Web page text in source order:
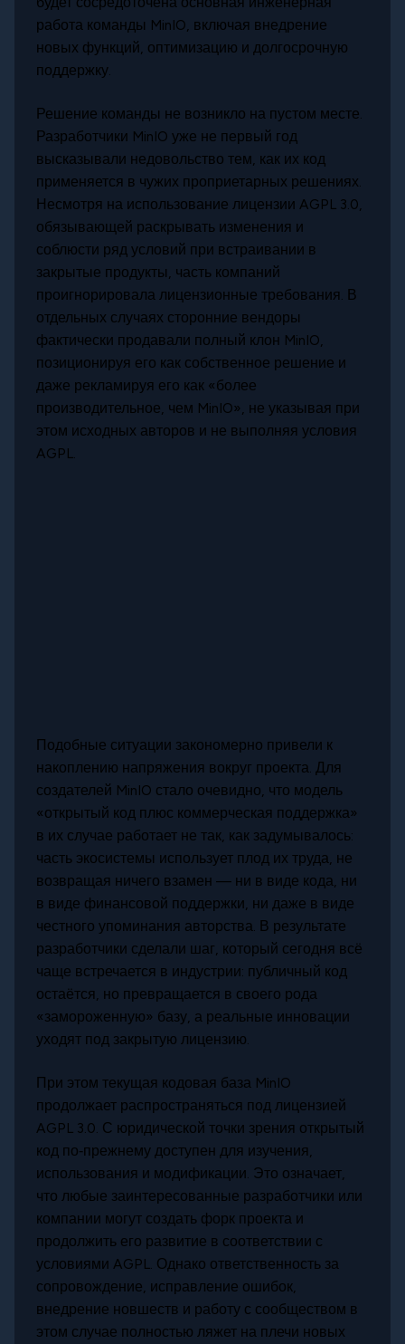
работа команды MinIO, включая внедрение
новых функций, оптимизацию и долгосрочную
поддержку.
Решение команды не возникло на пустом месте.
Разработчики MinIO уже не первый год
высказывали недовольство тем, как их код
применяется в чужих проприетарных решениях.
Несмотря на использование лицензии AGPL 3.0,
обязывающей раскрывать изменения и
соблюсти ряд условий при встраивании в
закрытые продукты, часть компаний
проигнорировала лицензионные требования. В
отдельных случаях сторонние вендоры
фактически продавали полный клон MinIO,
позиционируя его как собственное решение и
даже рекламируя его как «более
производительное, чем MinIO», не указывая при
этом исходных авторов и не выполняя условия
AGPL.
Подобные ситуации закономерно привели к
накоплению напряжения вокруг проекта. Для
создателей MinIO стало очевидно, что модель
«открытый код плюс коммерческая поддержка»
в их случае работает не так, как задумывалось:
часть экосистемы использует плод их труда, не
возвращая ничего взамен — ни в виде кода, ни
в виде финансовой поддержки, ни даже в виде
честного упоминания авторства. В результате
разработчики сделали шаг, который сегодня всё
чаще встречается в индустрии: публичный код
остаётся, но превращается в своего рода
«замороженную» базу, а реальные инновации
уходят под закрытую лицензию.
При этом текущая кодовая база MinIO
продолжает распространяться под лицензией
AGPL 3.0. С юридической точки зрения открытый
код по‑прежнему доступен для изучения,
использования и модификации. Это означает,
что любые заинтересованные разработчики или
компании могут создать форк проекта и
продолжить его развитие в соответствии с
условиями AGPL. Однако ответственность за
сопровождение, исправление ошибок,
внедрение новшеств и работу с сообществом в
этом случае полностью ляжет на плечи новых